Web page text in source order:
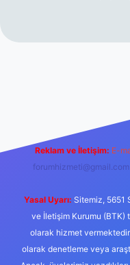
Reklam ve İletişim: E-
forumhizmeti@gmail.com
Yasal Uyarı: Sitemiz, 5651
ve İletişim Kurumu (BTK)
olarak hizmet
olarak denetleme veya